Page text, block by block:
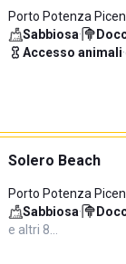
Porto Potenza
Sabbiosa·
Accesso animali·
Solero Beach
Porto Potenza
Sabbiosa·
e altri 8…